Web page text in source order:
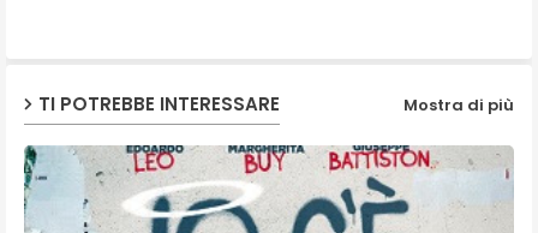
TI POTREBBE INTERESSARE Mostra di più